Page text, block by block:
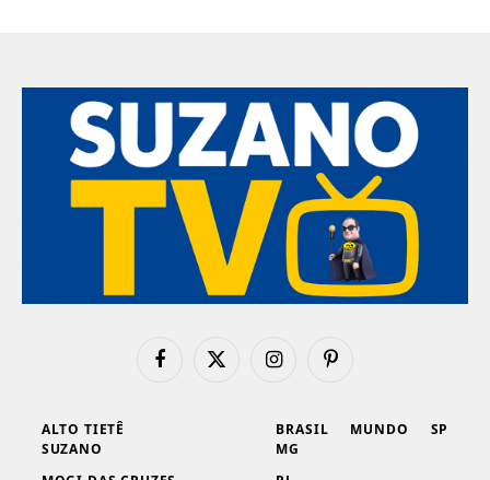
FacebookX
InstagramPinterest
ALTO TIETÊ
SUZANO
BRASIL
MG
MUNDO SP